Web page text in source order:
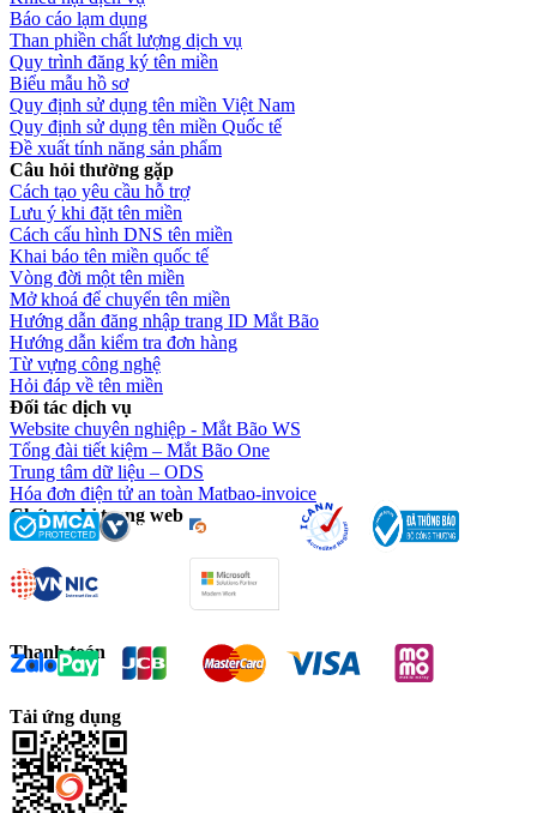
Báo cáo lạm dụng
Than phiền chất lượng dịch vụ
Quy trình đăng ký tên miền
Biểu mẫu hồ sơ
Quy định sử dụng tên miền Việt Nam
Quy định sử dụng tên miền Quốc tế
Đề xuất tính năng sản phẩm
Câu hỏi thường gặp
Cách tạo yêu cầu hỗ trợ
Lưu ý khi đặt tên miền
Cách cấu hình DNS tên miền
Khai báo tên miền quốc tế
Vòng đời một tên miền
Mở khoá để chuyển tên miền
Hướng dẫn đăng nhập trang ID Mắt Bão
Hướng dẫn kiểm tra đơn hàng
Từ vựng công nghệ
Hỏi đáp về tên miền
Đối tác dịch vụ
Website chuyên nghiệp - Mắt Bão WS
Tổng đài tiết kiệm – Mắt Bão One
Trung tâm dữ liệu – ODS
Hóa đơn điện tử an toàn Matbao-invoice
Chứng chỉ trang web
Thanh toán
Tải ứng dụng